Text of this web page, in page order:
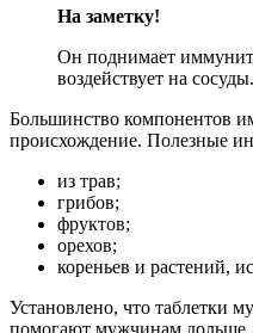
На заметку!
Он поднимает
воздействует на сосуды.
Большинство компонентов
происхождение. Полезные
из трав;
грибов;
фруктов;
орехов;
кореньев и растений,
Установлено, что таблетки
помогают мужчинам дольше